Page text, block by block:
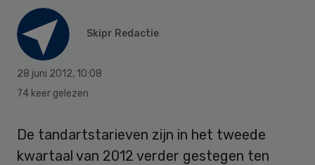
Skipr Redactie
28 juni 2012, 10:08
74 keer gelezen
De tandartstarieven zijn in het tweede
kwartaal van 2012 verder gestegen ten